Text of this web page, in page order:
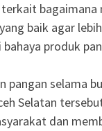
bagaimana
baik agar
produk
pangan selama
Selatan
dan